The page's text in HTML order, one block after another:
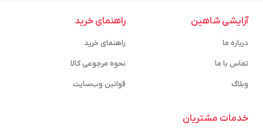
آرایشی شاهین
درباره ما
تماس با ما
وبلاگ
راهنمای خرید
راهنمای خرید
نحوه مرجوعی کالا
قوانین وب‌سایت
خدمات مشتریان